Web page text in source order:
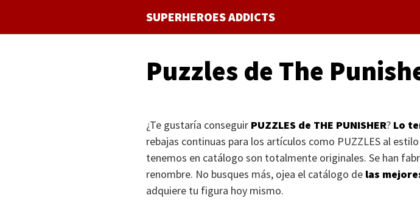
contenido
SUPERHEROES ADDICTS
Puzzles de The
¿Te gustaría conseguir PUZZLES de THE PUNISHER? Lo
rebajas continuas para los artículos como PUZZLES al
tenemos en catálogo son totalmente originales. Se han
renombre. No busques más, ojea el catálogo de las
adquiere tu figura hoy mismo.